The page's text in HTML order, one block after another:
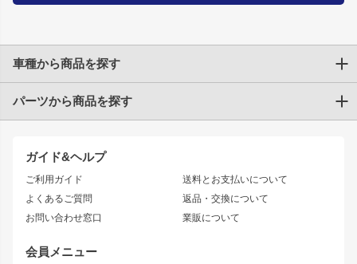
ガイド&ヘルプ
ご利用ガイド
よくあるご質問
お問い合わせ窓口
送料とお支払いについて
返品・交換について
業販について
会員メニュー
車種から商品を探す
トヨタ
JZX90 CHASER
JZX110 MARK II
JZX100 MARK II
JZX90 MARK II
トレノ
アリスト
ソアラ
アルテッツァ
パーツから商品を探す
エアロシリーズ
ドリフトライン
風神
雷神
レーシングライン
アタックライン
ストリームライン